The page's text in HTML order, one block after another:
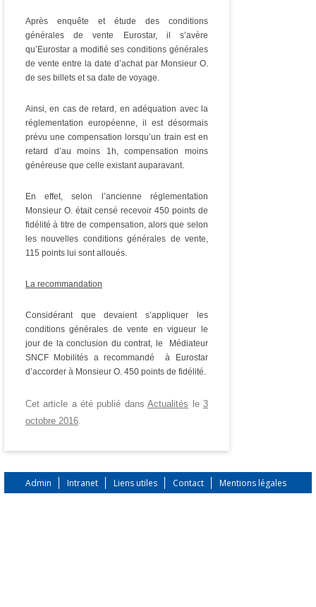
Après enquête et étude des conditions
générales de vente Eurostar, il s’avère
qu’Eurostar a modifié ses conditions générales
de vente entre la date d’achat par Monsieur O.
de ses billets et sa date de voyage.
Ainsi, en cas de retard, en adéquation avec la
réglementation européenne, il est désormais
prévu une compensation lorsqu’un train est en
retard d’au moins 1h, compensation moins
généreuse que celle existant auparavant.
En effet, selon l’ancienne réglementation
Monsieur O. était censé recevoir 450 points de
fidélité à titre de compensation, alors que selon
les nouvelles conditions générales de vente,
115 points lui sont alloués.
La recommandation
Considérant que devaient s’appliquer les
conditions générales de vente en vigueur le
jour de la conclusion du contrat, le Médiateur
SNCF Mobilités a recommandé à Eurostar
d’accorder à Monsieur O. 450 points de fidélité.
Cet article a été publié dansActualités le 3
octobre 2016.
Admin Intranet Liens utiles Contact Mentions légales